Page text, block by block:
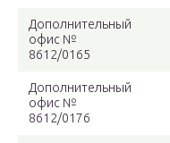
Дополнительный
офис №
8612/0165
Дополнительный
офис №
8612/0176